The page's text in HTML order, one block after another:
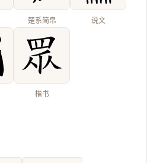
楚系简帛 说文
楷书